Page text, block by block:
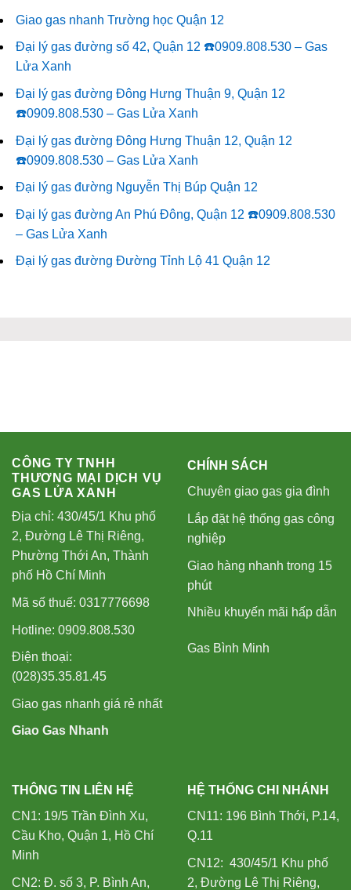
Giao gas nhanh Trường học Quận 12
Đại lý gas đường số 42, Quận 12 ☎️0909.808.530 – Gas
Lửa Xanh
Đại lý gas đường Đông Hưng Thuận 9, Quận 12
☎️0909.808.530 – Gas Lửa Xanh
Đại lý gas đường Đông Hưng Thuận 12, Quận 12
☎️0909.808.530 – Gas Lửa Xanh
Đại lý gas đường Nguyễn Thị Búp Quận 12
Đại lý gas đường An Phú Đông, Quận 12 ☎️0909.808.530
– Gas Lửa Xanh
Đại lý gas đường Đường Tỉnh Lộ 41 Quận 12
CÔNG TY TNHH
THƯƠNG MẠI DỊCH VỤ
GAS LỬA XANH
Địa chỉ: 430/45/1 Khu phố
2, Đường Lê Thị Riêng,
Phường Thới An, Thành
phố Hồ Chí Minh
Mã số thuế: 0317776698
Hotline: 0909.808.530
Điện thoại:
(028)35.35.81.45
Giao gas nhanh giá rẻ nhất
Giao Gas Nhanh
CHÍNH SÁCH
Chuyên giao gas gia đình
Lắp đặt hệ thống gas công
nghiệp
Giao hàng nhanh trong 15
phút
Nhiều khuyến mãi hấp dẫn
Gas Bình Minh
THÔNG TIN LIÊN HỆ
CN1: 19/5 Trần Đình Xu,
Cầu Kho, Quận 1, Hồ Chí
Minh
CN2: Đ. số 3, P. Bình An,
HỆ THỐNG CHI NHÁNH
CN11: 196 Bình Thới, P.14,
Q.11
CN12: 430/45/1 Khu phố
2, Đường Lê Thị Riêng,